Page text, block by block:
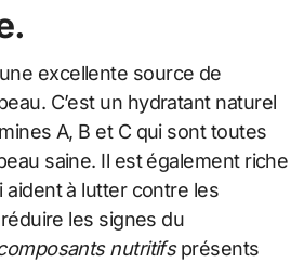
excellente source de
C’est un hydratant naturel
A, B et C qui sont toutes
saine. Il est également riche
aident à lutter contre les
les signes du
nutritifsprésents